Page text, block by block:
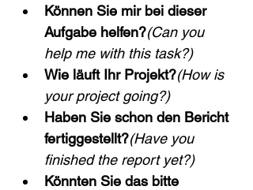
Können Sie mir bei dieser
Aufgabe helfen?(Can you
help me with this task?)
Wie läuft Ihr Projekt?(How is
your project going?)
Haben Sie schon den Bericht
fertiggestellt?(Have you
finished the report yet?)
Könnten Sie das bitte